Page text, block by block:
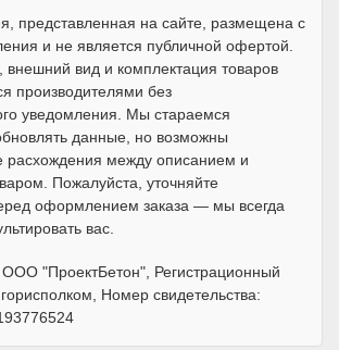
представленная на сайте, размещена с
и не является публичной офертой.
внешний вид и комплектация товаров
производителями без
уведомления. Мы стараемся
данные, но возможны
расхождения между описанием и
Пожалуйста, уточняйте
оформлением заказа — мы всегда
вас.
"ПроектБетон", Регистрационный
Номер свидетельства: